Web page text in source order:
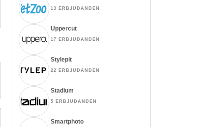
13 ERBJUDANDEN
Uppercut
17 ERBJUDANDEN
Stylepit
22 ERBJUDANDEN
Stadium
5 ERBJUDANDEN
Smartphoto